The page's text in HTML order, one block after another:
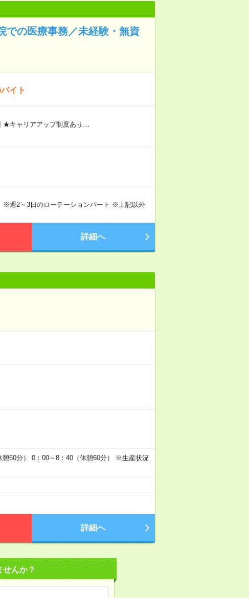
での医療事務／未経験・無資
イト
★キャリアアップ制度あり…
※週2～3日のローテーションパート ※上記以外
詳細へ
60分） 0：00～8：40（休憩60分） ※生産状況
詳細へ
せんか？